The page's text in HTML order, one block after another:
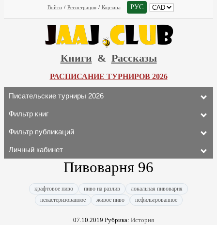
Войти / Регистрация / Корзина РУС
Книги & Рассказы
РАСПИСАНИЕ ТУРНИРОВ 2026
Писательские турниры 2026
Фильтр книг
Фильтр публикаций
Личный кабинет
Пивоварня 96
крафтовое пиво пиво на разлив
локальная пивоварня
непастеризованное
живое пиво нефильтрованное
07.10.2019 Рубрика: История